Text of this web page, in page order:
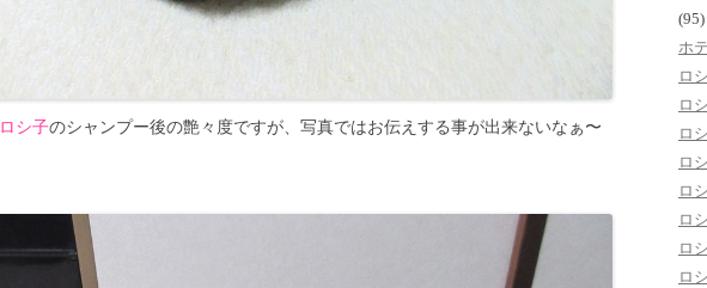
ロシ子のシャンプー後の艶々度ですが、写真ではお伝えする事が出来ないなぁ〜
(95)
ホ
ロ
ロ
ロ
ロ
ロ
ロ
ロ
ロ